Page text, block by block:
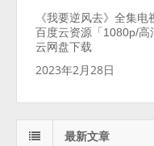
《我要逆风去》全集电
百度云资源「1080p/高
云网盘下载
2023年2月28日
最新文章